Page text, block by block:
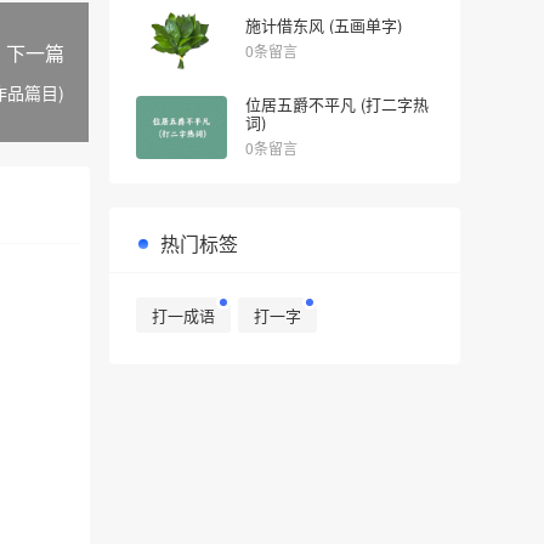
下一篇
品篇目)
施计借东风 (五画单字)
0条留言
位居五爵不平凡 (打二字热
词)
0条留言
热门标签
打一成语 打一字